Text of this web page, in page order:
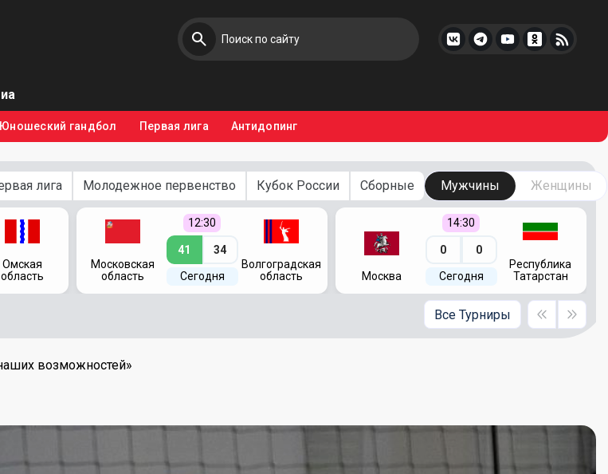
гандбол Первая лига Антидопинг
лига Молодежное первенство Кубок России Сборные Мужчины Женщины
Омская
область
Московская
область
12:30
41 34
Сегодня
Волгоградская
область
Москва
14:30
0 0
Сегодня
Республика
Татарстан
Все Турниры
возможностей»